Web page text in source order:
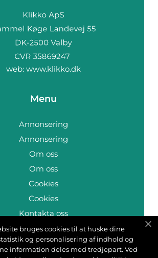
web: www.klikko.dk
Menu
Annonsering
Annonsering
Om oss
Om oss
Cookies
Cookies
Kontakta oss
Kontakta oss
Sitemap
bruges cookies til at huske dine
og personalisering af indhold og
information deles med tredjepart. Ved